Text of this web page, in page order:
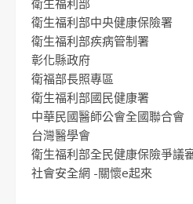
衛生福利部
衛生福利部中央健康保險署
衛生福利部疾病管制署
彰化縣政府
衛福部長照專區
衛生福利部國民健康署
中華民國醫師公會全國聯合會
台灣醫學會
衛生福利部全民健康保險爭議
社會安全網 -關懷e起來